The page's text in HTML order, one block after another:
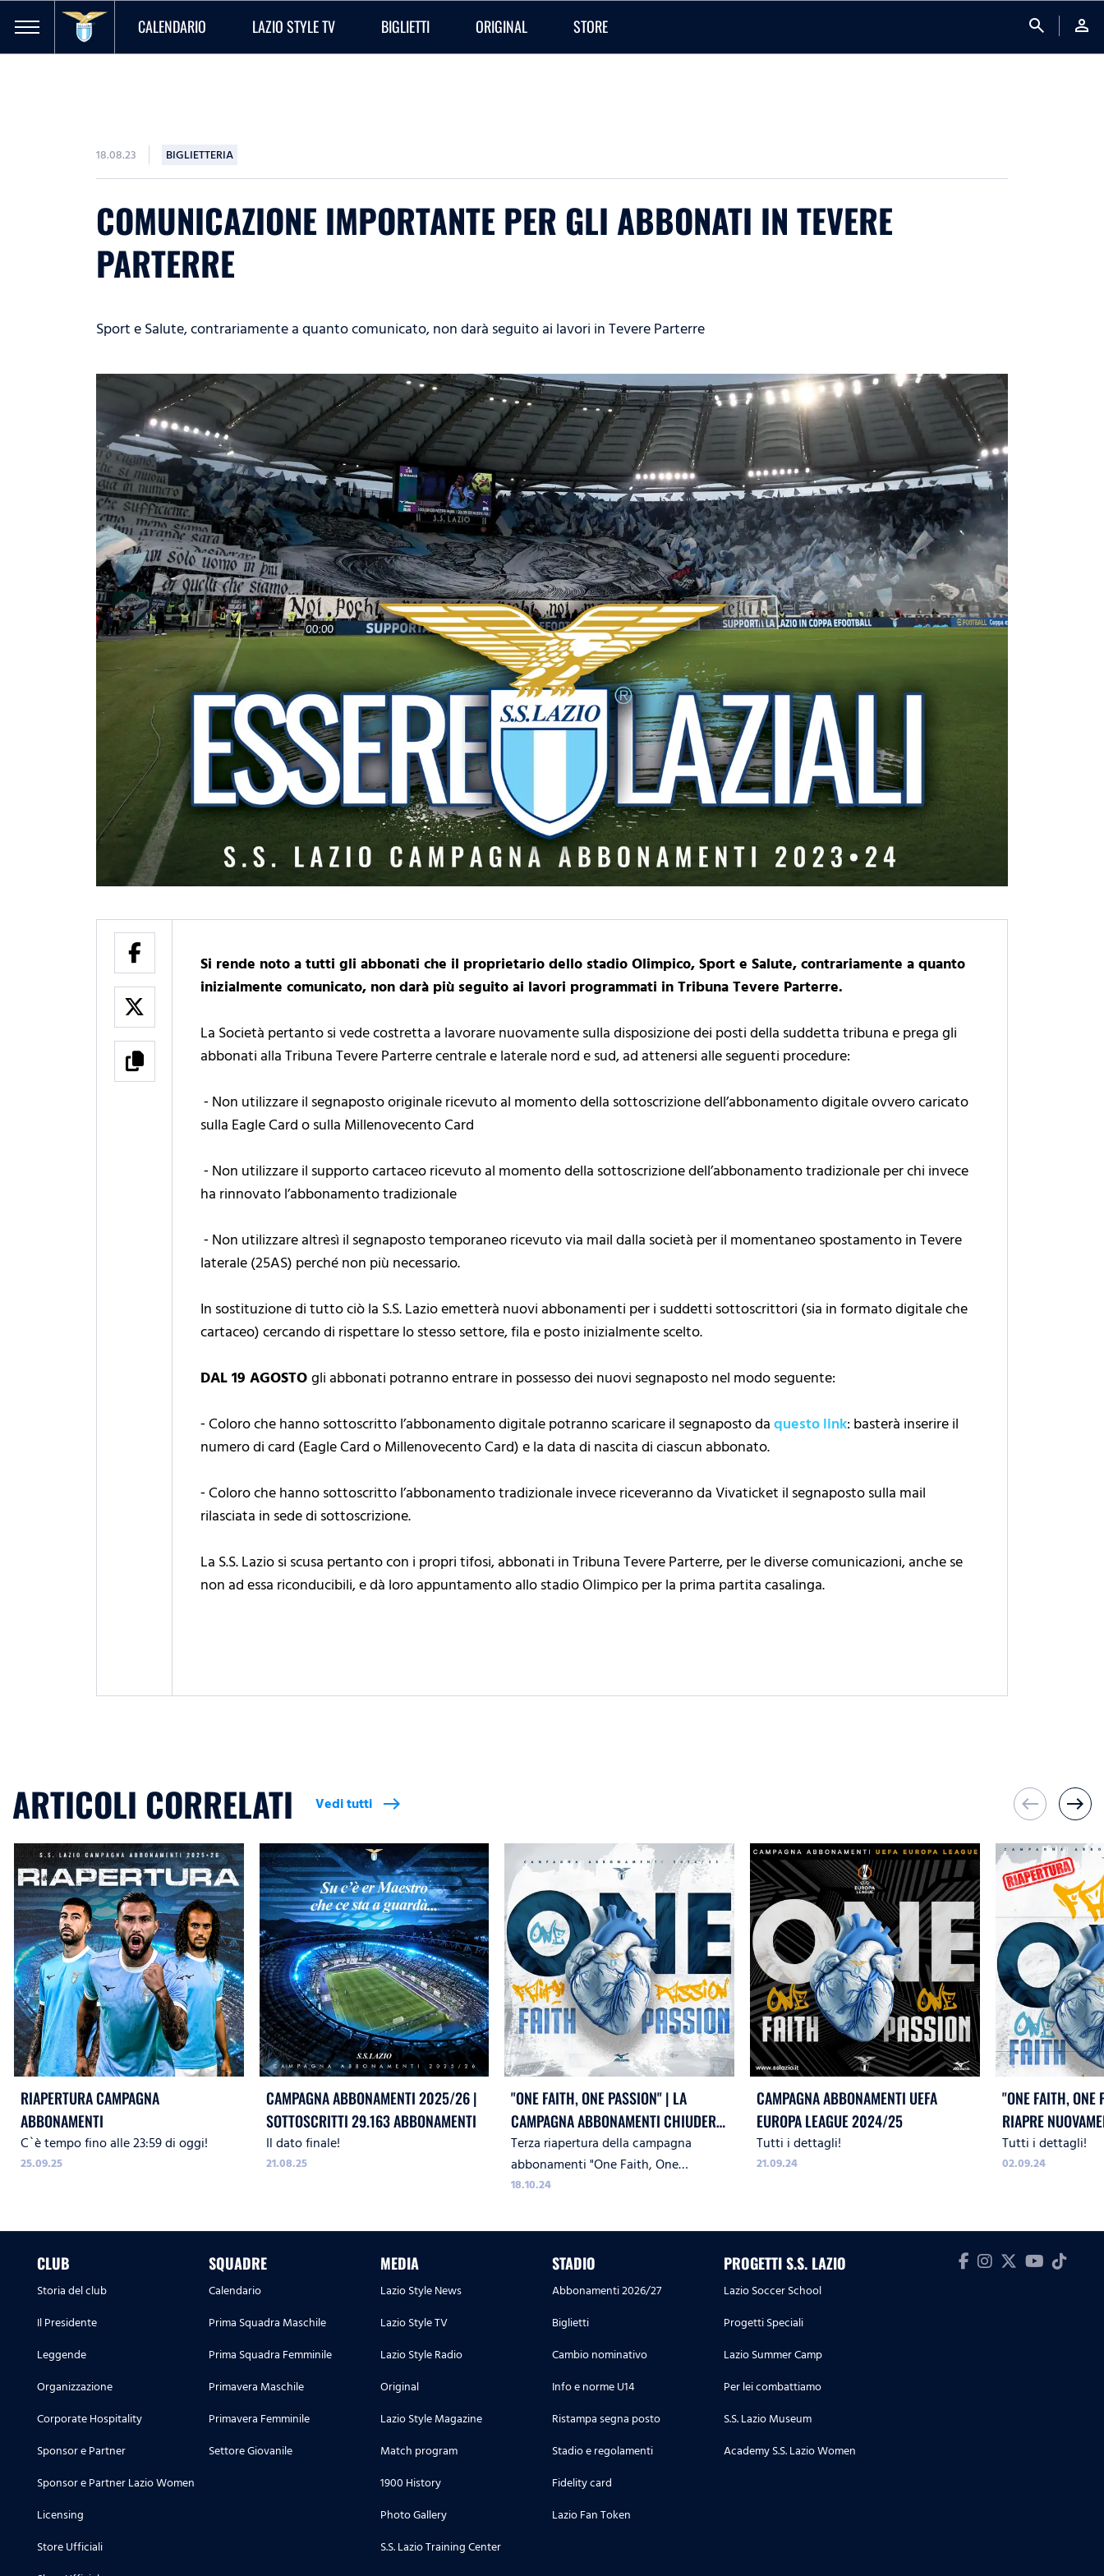
CALENDARIO LAZIO STYLE TV BIGLIETTI ORIGINAL STORE search person
18.08.23 BIGLIETTERIA
COMUNICAZIONE IMPORTANTE PER GLI ABBONATI IN TEVERE
PARTERRE
Sport e Salute, contrariamente a quanto comunicato, non darà seguito ai lavori in Tevere Parterre
Si rende noto a tutti gli abbonati che il proprietario dello stadio Olimpico, Sport e Salute, contrariamente a quanto
inizialmente comunicato, non darà più seguito ai lavori programmati in Tribuna Tevere Parterre.
La Società pertanto si vede costretta a lavorare nuovamente sulla disposizione dei posti della suddetta tribuna e prega gli
abbonati alla Tribuna Tevere Parterre centrale e laterale nord e sud, ad attenersi alle seguenti procedure:
⁃ Non utilizzare il segnaposto originale ricevuto al momento della sottoscrizione dell’abbonamento digitale ovvero caricato
sulla Eagle Card o sulla Millenovecento Card
⁃ Non utilizzare il supporto cartaceo ricevuto al momento della sottoscrizione dell’abbonamento tradizionale per chi invece
ha rinnovato l’abbonamento tradizionale
⁃ Non utilizzare altresì il segnaposto temporaneo ricevuto via mail dalla società per il momentaneo spostamento in Tevere
laterale (25AS) perché non più necessario.
In sostituzione di tutto ciò la S.S. Lazio emetterà nuovi abbonamenti per i suddetti sottoscrittori (sia in formato digitale che
cartaceo) cercando di rispettare lo stesso settore, fila e posto inizialmente scelto.
DAL 19 AGOSTOgli abbonati potranno entrare in possesso dei nuovi segnaposto nel modo seguente:
⁃ Coloro che hanno sottoscritto l’abbonamento digitale potranno scaricare il segnaposto daquesto link: basterà inserire il
numero di card (Eagle Card o Millenovecento Card) e la data di nascita di ciascun abbonato.
⁃ Coloro che hanno sottoscritto l’abbonamento tradizionale invece riceveranno da Vivaticket il segnaposto sulla mail
rilasciata in sede di sottoscrizione.
La S.S. Lazio si scusa pertanto con i propri tifosi, abbonati in Tribuna Tevere Parterre, per le diverse comunicazioni, anche se
non ad essa riconducibili, e dà loro appuntamento allo stadio Olimpico per la prima partita casalinga.
ARTICOLI CORRELATI Vedi tutti east west east
RIAPERTURA CAMPAGNA
ABBONAMENTI
C`è tempo fino alle 23:59 di oggi!
25.09.25
CAMPAGNA ABBONAMENTI 2025/26 |
SOTTOSCRITTI 29.163 ABBONAMENTI
Il dato finale!
21.08.25
"ONE FAITH, ONE PASSION" | LA
CAMPAGNA ABBONAMENTI CHIUDERÀ
OGGI ALLE 23:59
Terza riapertura della campagna
abbonamenti "One Faith, One
Passion"
18.10.24
CAMPAGNA ABBONAMENTI UEFA
EUROPA LEAGUE 2024/25
Tutti i dettagli!
21.09.24
"ONE FAITH, ONE
RIAPRE
ABBONAMENTI
Tutti i dettagli!
02.09.24
CLUB
Storia del club
Il Presidente
Leggende
Organizzazione
Corporate Hospitality
Sponsor e Partner
Sponsor e Partner Lazio Women
Licensing
Store Ufficiali
SQUADRE
Calendario
Prima Squadra Maschile
Prima Squadra Femminile
Primavera Maschile
Primavera Femminile
Settore Giovanile
MEDIA
Lazio Style News
Lazio Style TV
Lazio Style Radio
Original
Lazio Style Magazine
Match program
1900 History
Photo Gallery
S.S. Lazio Training Center
STADIO
Abbonamenti 2026/27
Biglietti
Cambio nominativo
Info e norme U14
Ristampa segna posto
Stadio e regolamenti
Fidelity card
Lazio Fan Token
PROGETTI S.S. LAZIO
Lazio Soccer School
Progetti Speciali
Lazio Summer Camp
Per lei combattiamo
S.S. Lazio Museum
Academy S.S. Lazio Women